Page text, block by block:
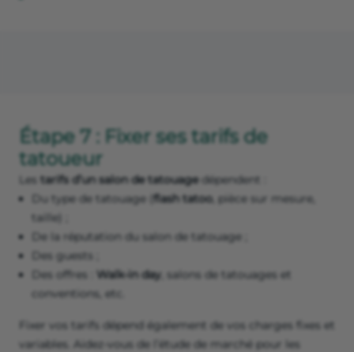
Étape 7 : Fixer ses tarifs de
tatoueur
Les tarifs d’un salon de tatouage dépendent :
Du type de tatouage ( flash tatoo, pièce sur mesure,
taille) ;
De la réputation du salon de tatouage ;
Des guests ;
Des offres :
Walk-in day , salons de tatouages et
conventions, etc.
Fixer vos tarifs dépend également de vos charges fixes et
variables. Aidez-vous de l’étude de marché pour les